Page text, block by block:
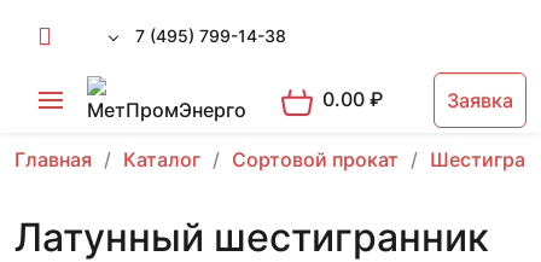
7 (495) 799-14-38
0.00₽ Заявка
Главная Каталог Сортовой прокат
Латунный шестигранник